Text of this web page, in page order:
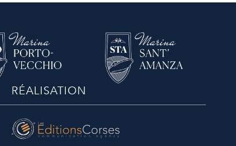
RÉALISATION